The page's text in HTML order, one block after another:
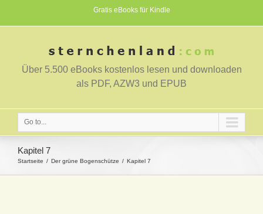
Gratis eBooks für Kindle
Über 5.500 eBooks kostenlos lesen und downloaden
als PDF, AZW3 und EPUB
Go to...
Kapitel 7
Startseite Der grüne Bogenschütze Kapitel 7